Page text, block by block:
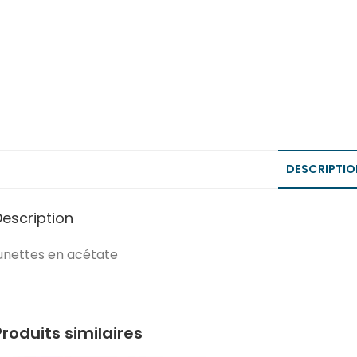
en acétate
similaires